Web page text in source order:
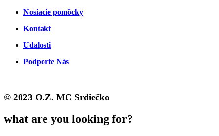
Nosiacie pomôcky
Kontakt
Udalosti
Podporte Nás
© 2023 O.Z. MC Srdiečko
what are you looking for?